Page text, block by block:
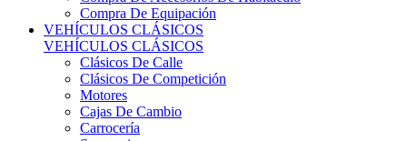
VEHÍCULOS CLÁSICOS
VEHÍCULOS CLÁSICOS
Clásicos De Calle
Clásicos De Competición
Motores
Cajas De Cambio
Carrocería
Suspensiones
Habitáculo